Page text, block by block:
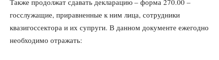
Также продолжат сдавать декларацию – форма 270.00 –
госслужащие, приравненные к ним лица, сотрудники
квазигоссектора и их супруги. В данном документе ежегодно
необходимо отражать: